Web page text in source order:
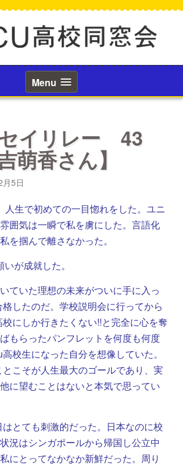
Menu
セイリレー 43
香さん】
5日
人生で初めての一目惚れをした。ユニ
囲気は一瞬で私を虜にした。言語化
を掴んで離さなかった。
が成就した。
ていた理想の未来がついに手に入っ
したのだ。学校説明会に行ってから
にしか行きたくない!!と完全に心を奪
もらったパンフレットを何度も何度
校生になった自分を想像していた。
こそが人生最大のゴールであり、実
に望むことはないと本気で思ってい
とても刺激的だった。日本なのに校
況はシンガポールから帰国し公立中
にとってなかなか新鮮だった。周り